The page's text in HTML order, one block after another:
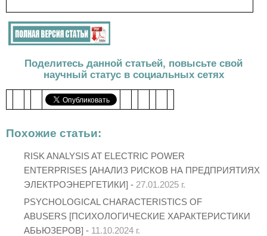
Поделитесь данной статьей, повысьте свой
научный статус в социальных сетях
Похожие статьи:
RISK ANALYSIS AT ELECTRIC POWER
ENTERPRISES [АНАЛИЗ РИСКОВ НА ПРЕДПРИЯТИЯХ
ЭЛЕКТРОЭНЕРГЕТИКИ] - 27.01.2025 г.
PSYCHOLOGICAL CHARACTERISTICS OF
ABUSERS [ПСИХОЛОГИЧЕСКИЕ ХАРАКТЕРИСТИКИ
АБЬЮЗЕРОВ] - 11.10.2024 г.